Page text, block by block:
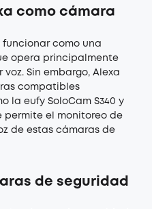
como cámara
funcionar como una
opera principalmente
Sin embargo, Alexa
compatibles
la eufy SoloCam S340 y
permite el monitoreo de
de estas cámaras de
de seguridad